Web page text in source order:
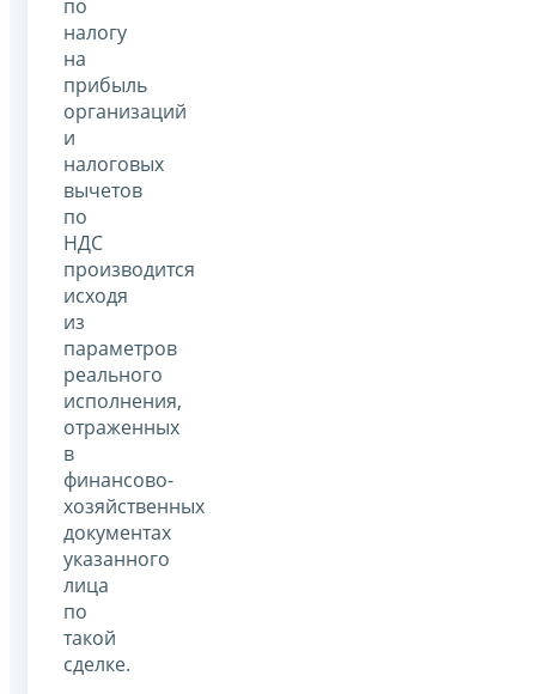
по
налогу
на
прибыль
организаций
и
налоговых
вычетов
по
НДС
производится
исходя
из
параметров
реального
исполнения,
отраженных
в
финансово-
хозяйственных
документах
указанного
лица
по
такой
сделке.